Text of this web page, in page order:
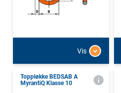
Vis
Toppløkke BEDSAB A
MyrantiQ Klasse 10